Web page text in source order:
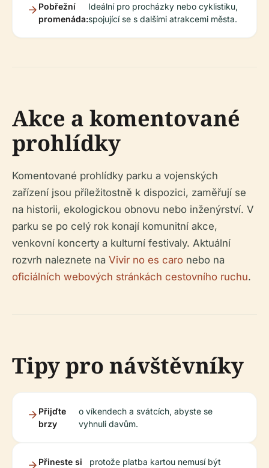
Pobřežní
promenáda:
Ideální pro procházky nebo cyklistiku,
spojující se s dalšími atrakcemi města.
Akce a komentované
prohlídky
Komentované prohlídky parku a vojenských
zařízení jsou příležitostně k dispozici, zaměřují se
na historii, ekologickou obnovu nebo inženýrství. V
parku se po celý rok konají komunitní akce,
venkovní koncerty a kulturní festivaly. Aktuální
rozvrh naleznete na Vivir no es caro nebo na
oficiálních webových stránkách cestovního ruchu.
Tipy pro návštěvníky
Přijďte
brzy
o víkendech a svátcích, abyste se
vyhnuli davům.
Přineste si
protože platba kartou nemusí být